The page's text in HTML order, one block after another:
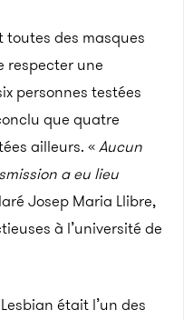
toutes des masques
respecter une
personnes testées
que quatre
ailleurs. «Aucun
a eu lieu
Josep Maria Llibre,
à l’université de
était l’un des